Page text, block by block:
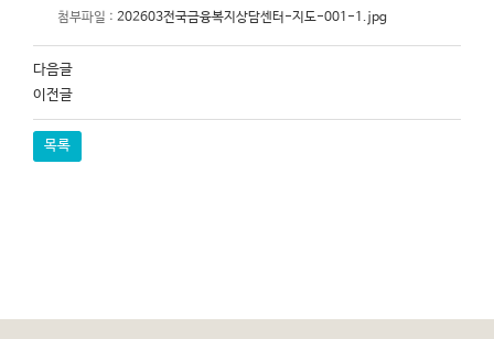
첨부파일 : 202603전국금융복지상담센터-지도-001-1.jpg
다음글
이전글
목록